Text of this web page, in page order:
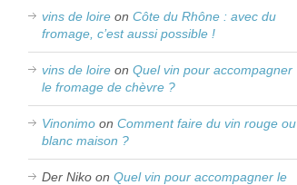
vins de loire onCôte du Rhône : avec du
fromage, c’est aussi possible !
vins de loire onQuel vin pour accompagner
le fromage de chèvre ?
Vinonimo onComment faire du vin rouge ou
blanc maison ?
Der Niko onQuel vin pour accompagner le